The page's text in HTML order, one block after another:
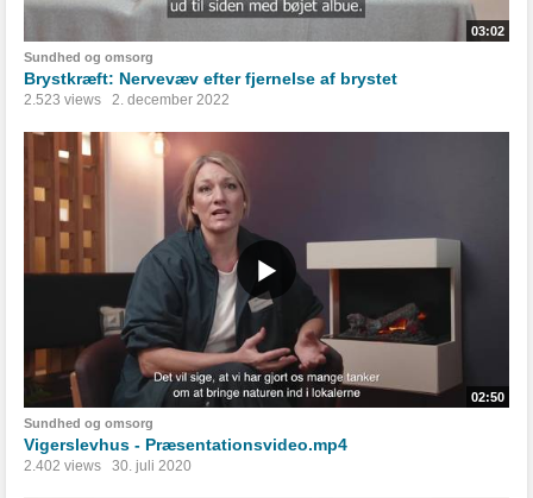
03:02
Sundhed og omsorg
Brystkræft: Nervevæv efter fjernelse af brystet
2.523 views 2. december 2022
02:50
Sundhed og omsorg
Vigerslevhus - Præsentationsvideo.mp4
2.402 views 30. juli 2020